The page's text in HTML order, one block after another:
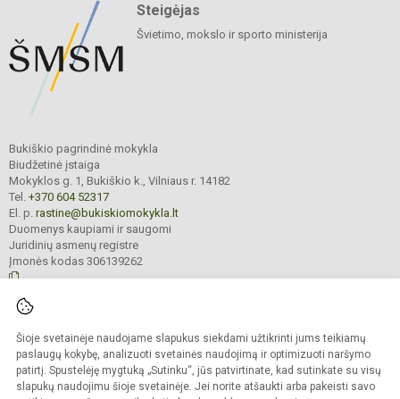
Šioje svetainėje naudojame slapukus siekdami užtikrinti jums teikiamų
paslaugų kokybę, analizuoti svetainės naudojimą ir optimizuoti naršymo
patirtį. Spustelėję mygtuką „Sutinku“, jūs patvirtinate, kad sutinkate su visų
slapukų naudojimu šioje svetainėje. Jei norite atšaukti arba pakeisti savo
Steigėjas
Švietimo, mokslo ir sporto ministerija
Bukiškio pagrindinė mokykla
Biudžetinė įstaiga
Mokyklos g. 1, Bukiškio k., Vilniaus r. 14182
Tel. +370 604 52317
El. p. rastine@bukiskiomokykla.lt
Duomenys kaupiami ir saugomi
Juridinių asmenų registre
Įmonės kodas 306139262
Kopijuoti turinį be raštiško Bukiškio pagrindinės mokyklos administracijos
sutikimo griežtai draudžiama.
Prieinamumo paraiška Slapukų valdymas